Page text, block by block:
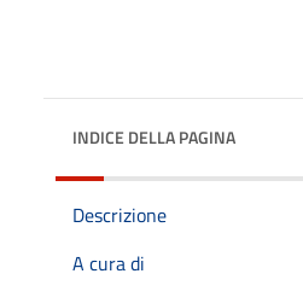
INDICE DELLA PAGINA
Descrizione
A cura di